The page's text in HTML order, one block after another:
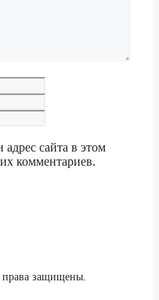
сайта в этом
комментариев.
защищены.